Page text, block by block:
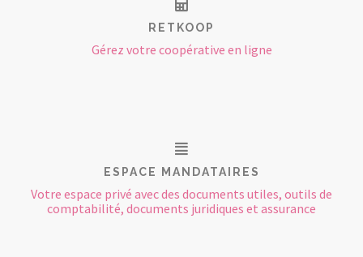
RETKOOP
Gérez votre coopérative en ligne
ESPACE MANDATAIRES
Votre espace privé avec des documents utiles, outils de
comptabilité, documents juridiques et assurance